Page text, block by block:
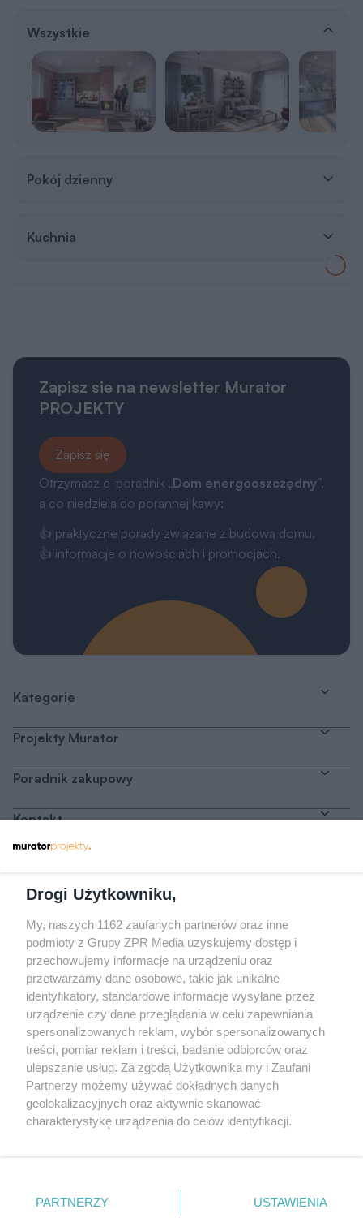
Wszystkie
Pokój dzienny
Kuchnia
Zapisz sie na newsletter Murator
PROJEKTY
Zapisz się
Otrzymasz e-poradnik „Dom energooszczędny”,
a co niedziela do porannej kawy:
👍 praktyczne porady związane z budową domu,
👍 informacje o nowościach i promocjach.
Kategorie
Projekty Murator
Poradnik zakupowy
Kontakt
Odwiedź grupę na Facebooku
Gdybym budował drugi raz - mądry Polak
przed budową
Forum Muratora
Drogi Użytkowniku,
My, naszych 1162 zaufanych partnerów oraz inne
podmioty z Grupy ZPR Media uzyskujemy dostęp i
przechowujemy informacje na urządzeniu oraz
przetwarzamy dane osobowe, takie jak unikalne
identyfikatory, standardowe informacje wysyłane przez
urządzenie czy dane przeglądania w celu zapewniania
spersonalizowanych reklam, wybór spersonalizowanych
treści, pomiar reklam i treści, badanie odbiorców oraz
ulepszanie usług. Za zgodą Użytkownika my i Zaufani
Partnerzy możemy używać dokładnych danych
geolokalizacyjnych oraz aktywnie skanować
charakterystykę urządzenia do celów identyfikacji.
zmienić/wycofać klikając przycisk ustawień prywatności
znajdujący się w lewym dolnym rogu strony
PARTNERZY USTAWIENIA